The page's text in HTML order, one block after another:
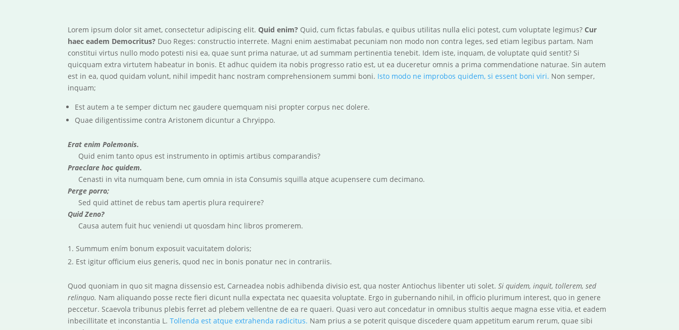
Lorem ipsum dolor sit amet, consectetur adipiscing elit. Quid enim? Quid, cum fictas fabulas, e quibus utilitas nulla elici potest, cum voluptate legimus? Cur
haec eadem Democritus? Duo Reges: constructio interrete. Magni enim aestimabat pecuniam non modo non contra leges, sed etiam legibus partam. Nam
constitui virtus nullo modo potesti nisi ea, quae sunt prima naturae, ut ad summam pertinentia tenebit. Idem iste, inquam, de voluptate quid sentit? Si
quicquam extra virtutem habeatur in bonis. Et adhuc quidem ita nobis progresso ratio est, ut ea duceretur omnis a prima commendatione naturae. Sin autem
est in ea, quod quidam volunt, nihil impedit hanc nostram comprehensionem summi boni. Isto modo ne improbos quidem, si essent boni viri. Non semper,
inquam;
Est autem a te semper dictum nec gaudere quemquam nisi propter corpus nec dolere.
Quae diligentissime contra Aristonem dicuntur a Chryippo.
Erat enim Polemonis.
Quid enim tanto opus est instrumento in optimis artibus comparandis?
Praeclare hoc quidem.
Cenasti in vita numquam bene, cum omnia in ista Consumis squilla atque acupensere cum decimano.
Perge porro;
Sed quid attinet de rebus tam apertis plura requirere?
Quid Zeno?
Causa autem fuit huc veniendi ut quosdam hinc libros promerem.
Summum ením bonum exposuit vacuitatem doloris;
Est igitur officium eius generis, quod nec in bonis ponatur nec in contrariis.
Quod quoniam in quo sit magna dissensio est, Carneadea nobis adhibenda divisio est, qua noster Antiochus libenter uti solet.Si quidem, inquit, tollerem, sed
relinquo. Nam aliquando posse recte fieri dicunt nulla expectata nec quaesita voluptate. Ergo in gubernando nihil, in officio plurimum interest, quo in genere
peccetur. Scaevola tribunus plebis ferret ad plebem vellentne de ea re quaeri. Quasi vero aut concedatur in omnibus stultis aeque magna esse vitia, et eadem
inbecillitate et inconstantia L.Tollenda est atque extrahenda radicitus. Nam prius a se poterit quisque discedere quam appetitum earum rerum, quae sibi